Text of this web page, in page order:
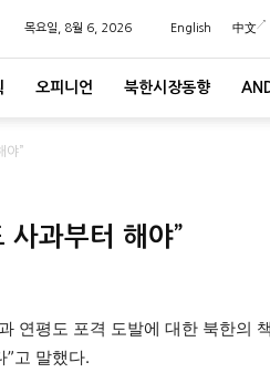
목요일, 8월 6, 2026 English 中文
오피니언 북한시장동향
야”
사과부터 해야”
연평도 포격 도발에 대한 북한의
고 말했다.